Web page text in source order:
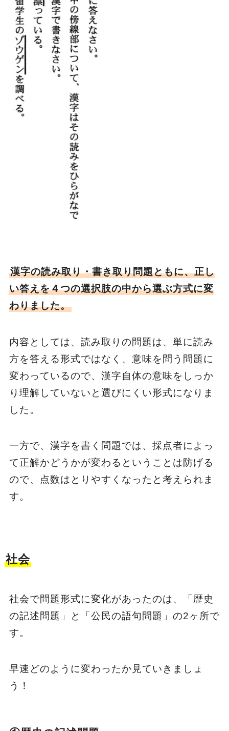
漢字の読み取り・書き取り問題ともに、正し
い答えを４つの選択肢の中から選ぶ方式に変
わりました。
内容としては、読み取りの問題は、単に読み
方を答える形式ではなく、意味を問う問題に
変わっているので、漢字自体の意味をしっか
り理解していないと選びにくい形式になりま
した。
一方で、漢字を書く問題では、採点者によっ
て正解かどうかが変わるということは防げる
ので、点数はとりやすくなったと考えられま
す。
社会
社会で問題形式に変化があったのは、「歴史
の記述問題」と「公民の語句問題」の2ヶ所で
す。
早速どのように変わったか見ていきましょ
う！